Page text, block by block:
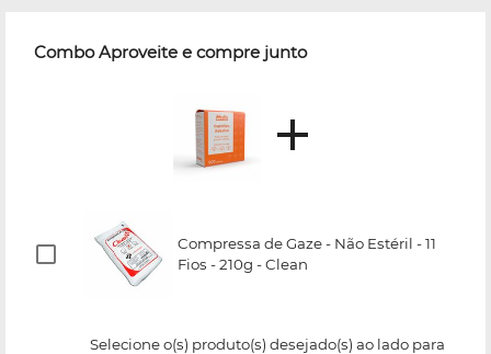
Combo Aproveite e compre junto
Compressa de Gaze - Não Estéril - 11
Fios - 210g - Clean
Selecione o(s) produto(s) desejado(s) ao lado para